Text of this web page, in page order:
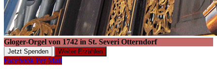
Gloger-Orgel von 1742 in St. Severi Otterndorf
Jetzt Spenden Weiter Erzählen
Facebook Per Mail